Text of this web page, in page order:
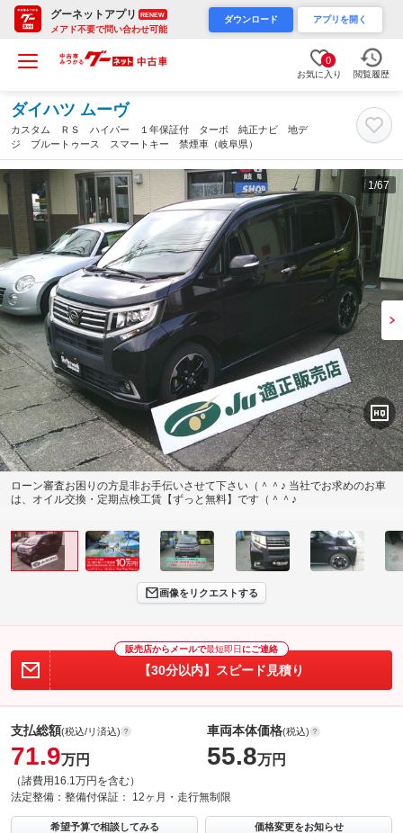
グーネットアプリ RENEW
メアド不要で問い合わせ可能
ダウンロード アプリを開く
0
お気に入り 閲覧履歴
ダイハツ ムーヴ
カスタム ＲＳ ハイパー １年保証付 ターボ 純正ナビ 地デ
ジ ブルートゥース スマートキー 禁煙車（岐阜県）
1/67
ローン審査お困りの方是非お手伝いさせて下さい（＾＾♪ 当社でお求めのお車
は、オイル交換・定期点検工賃【ずっと無料】です（＾＾♪
画像をリクエストする
販売店からメールで最短即日 にご連絡
【30分以内】スピード見積り
支払総額(税込/リ済込)
71.9万円
（諸費用16.1万円を含む）
車両本体価格(税込)
55.8万円
法定整備： 整備付保証： 12ヶ月・走行無制限
希望予算で相談してみる 価格変更をお知らせ